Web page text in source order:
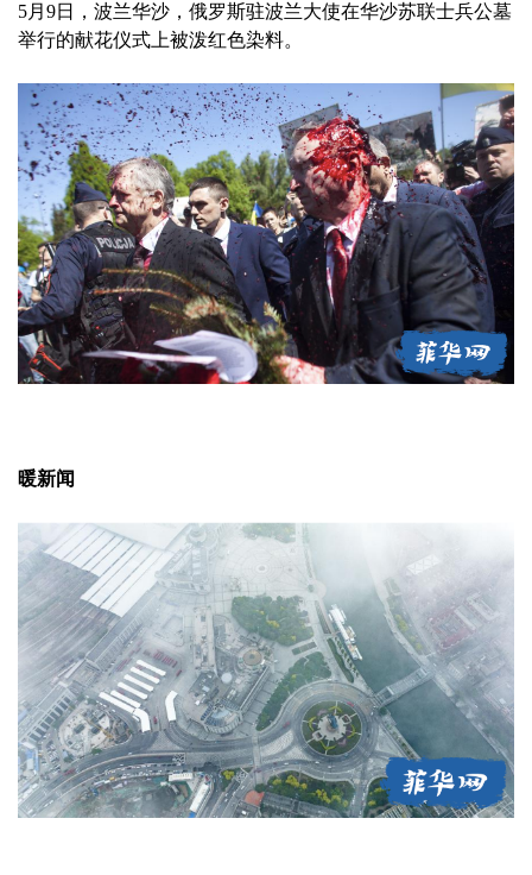
5月9日，波兰华沙，俄罗斯驻波兰大使在华沙苏联士兵公墓
举行的献花仪式上被泼红色染料。
暖新闻